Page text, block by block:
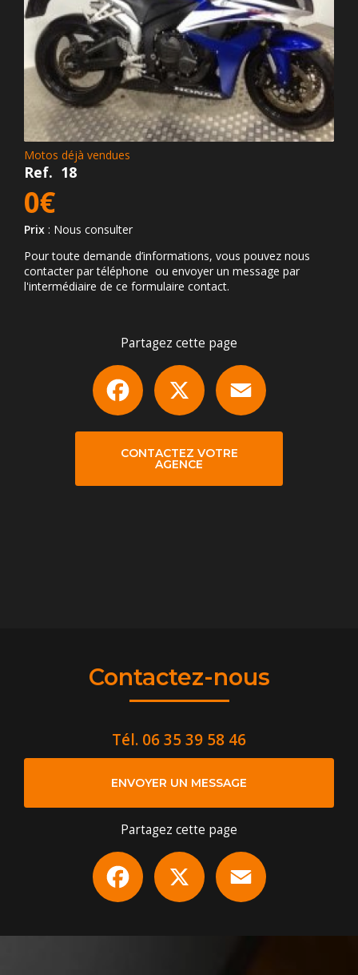
Motos déjà vendues
Ref. 18
0€
Prix : Nous consulter
Pour toute demande d’informations, vous pouvez nous
contacter par téléphone ou envoyer un message par
l'intermédiaire de ce formulaire contact.
Partagez cette page
Facebook
CONTACTEZ VOTRE
AGENCE
Contactez-nous
Tél. 06 35 39 58 46
ENVOYER UN MESSAGE
Partagez cette page
Facebook